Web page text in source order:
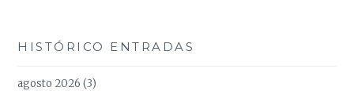
HISTÓRICO ENTRADAS
agosto 2026 (3)